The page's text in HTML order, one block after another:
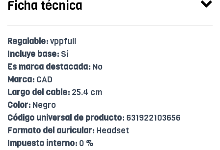
Ficha técnica
Regalable:vppfull
Incluye base: Sí
Es marca destacada: No
Marca: CAD
Largo del cable: 25.4 cm
Color: Negro
Código universal de producto: 631922103656
Formato del auricular: Headset
Impuesto interno: 0 %